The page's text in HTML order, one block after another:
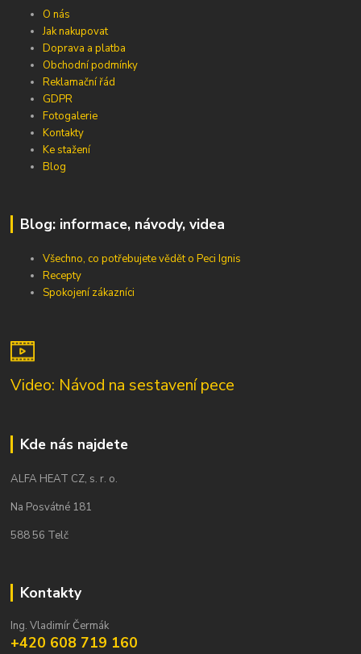
O nás
Jak nakupovat
Doprava a platba
Obchodní podmínky
Reklamační řád
GDPR
Fotogalerie
Kontakty
Ke stažení
Blog
Blog: informace, návody, videa
Všechno, co potřebujete vědět o Peci Ignis
Recepty
Spokojení zákazníci
Video: Návod na sestavení pece
Kde nás najdete
ALFA HEAT CZ, s. r. o.
Na Posvátné 181
588 56 Telč
Kontakty
Ing. Vladimír Čermák
+420 608 719 160